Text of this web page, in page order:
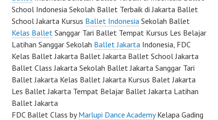
School Indonesia Sekolah Ballet Terbaik di Jakarta Ballet
School Jakarta Kursus Ballet Indonesia Sekolah Ballet
Kelas Ballet Sanggar Tari Ballet Tempat Kursus Les Belajar
Latihan Sanggar Sekolah Ballet Jakarta Indonesia, FDC
Kelas Ballet Jakarta Ballet Jakarta Ballet School Jakarta
Ballet Class Jakarta Sekolah Ballet Jakarta Sanggar Tari
Ballet Jakarta Kelas Ballet Jakarta Kursus Balet Jakarta
Les Ballet Jakarta Tempat Belajar Ballet Jakarta Latihan
Ballet Jakarta
FDC Ballet Class byMarlupi Dance AcademyKelapa Gading